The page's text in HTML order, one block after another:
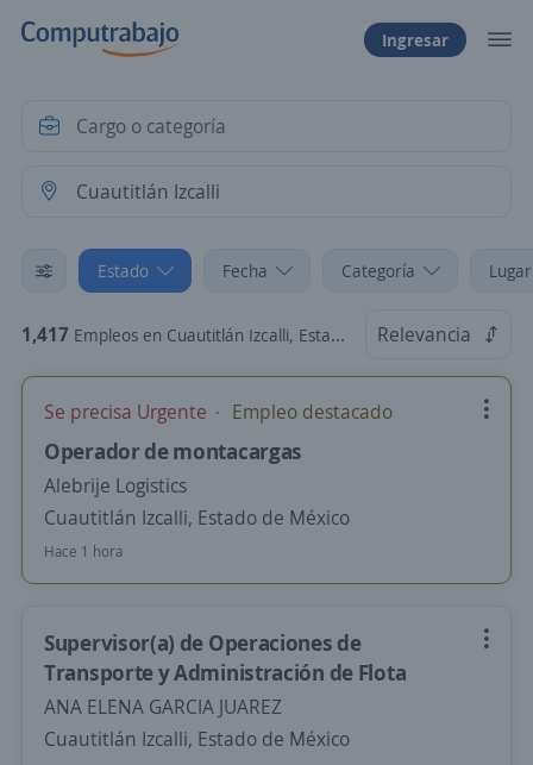
Ingresar
Estado Fecha Categoría
1,417 Empleos en Cuautitlán Izcalli, Estado de México Relevancia
Se precisa Urgente Empleo destacado
Operador de montacargas
Alebrije Logistics
Cuautitlán Izcalli, Estado de México
Hace 1 hora
Supervisor(a) de Operaciones de
Transporte y Administración de Flota
ANA ELENA GARCIA JUAREZ
Cuautitlán Izcalli, Estado de México